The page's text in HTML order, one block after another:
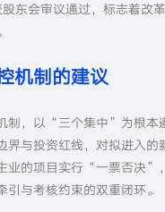
会审议通过，标志着改
机制的建议
制，以“三个集中”为根本
与投资红线，对拟进入
的项目实行“一票否决”
与考核约束的双重闭环。